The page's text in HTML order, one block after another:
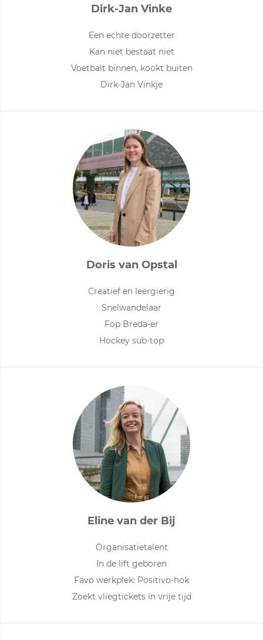
Dirk-Jan Vinke
Een echte doorzetter
Kan niet bestaat niet
Voetbalt binnen, kookt buiten
Dirk-Jan Vinkje
Doris van Opstal
Creatief en leergierig
Snelwandelaar
Fop Breda-er
Hockey sub-top
Eline van der Bij
Organisatietalent
In de lift geboren
Favo werkplek: Positivo-hok
Zoekt vliegtickets in vrije tijd